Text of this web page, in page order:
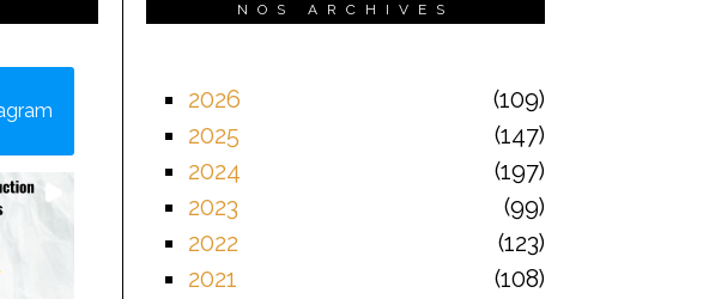
NOS ARCHIVES
2026
109
2025
147
2024
197
2023
99
2022
123
2021
108